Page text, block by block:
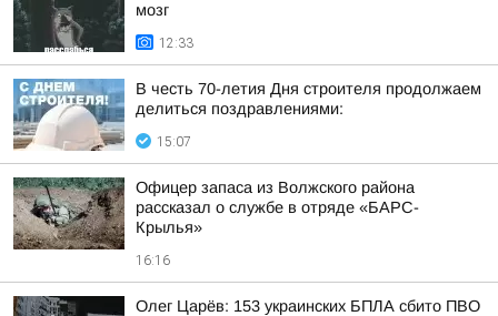
мозг
12:33
В честь 70-летия Дня строителя продолжаем
делиться поздравлениями:
15:07
Офицер запаса из Волжского района
рассказал о службе в отряде «БАРС-
Крылья»
16:16
Олег Царёв: 153 украинских БПЛА сбито ПВО